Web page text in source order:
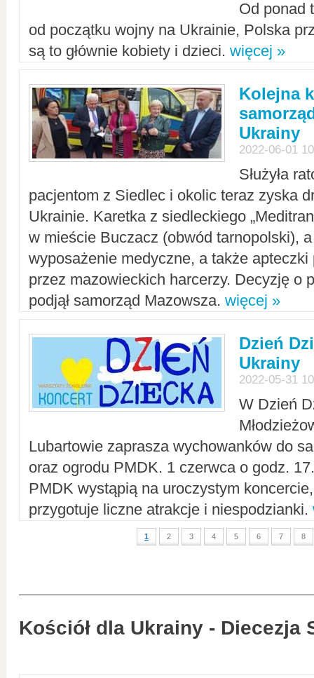
Od ponad
od początku wojny na Ukrainie, Polska
są to głównie kobiety i dzieci. więcej »
Kolejna
Ukrainy
2022-06-01
Służyła
pacjentom z Siedlec i okolic teraz zyska
Ukrainie. Karetka z siedleckiego
w mieście Buczacz (obwód tarnopolski),
wyposażenie medyczne, a także apteczki
przez mazowieckich harcerzy. Decyzję o
podjął samorząd Mazowsza. więcej »
Dzień
Ukrainy
2022-05-31
W Dzień
Lubartowie zaprasza wychowanków do
oraz ogrodu PMDK. 1 czerwca o godz.
PMDK wystąpią na uroczystym
przygotuje liczne atrakcje i niespodzianki.
1 2 3 4 5 6 7 8
Kościół dla Ukrainy - Diecezja